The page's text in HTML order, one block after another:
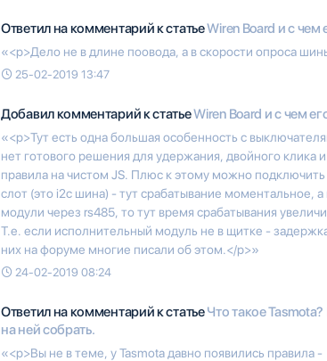
Ответил на комментарий к статьеWiren Board и с чем
«<p>Дело не в длине поовода, а в скорости опроса
25-02-2019 13:47
Добавил комментарий к статьеWiren Board и с чем
«<p>Тут есть одна большая особенность с
нет готового решения для удержания, двойного клика
правила на чистом JS. Плюс к этому можно
слот (это i2c шина) - тут срабатывание моментальное,
модули через rs485, то тут время срабатывания
Т.е. если исполнительный модуль не в щитке -
них на форуме многие писали об этом.</p>»
24-02-2019 08:24
Ответил на комментарий к статьеЧто такое
на ней собрать.
«<p>Вы не в теме, у Tasmota давно появились правила -